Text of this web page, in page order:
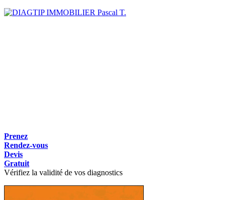
Pascal T.
Prenez
Rendez-vous
Devis
Gratuit
Vérifiez la validité de vos diagnostics